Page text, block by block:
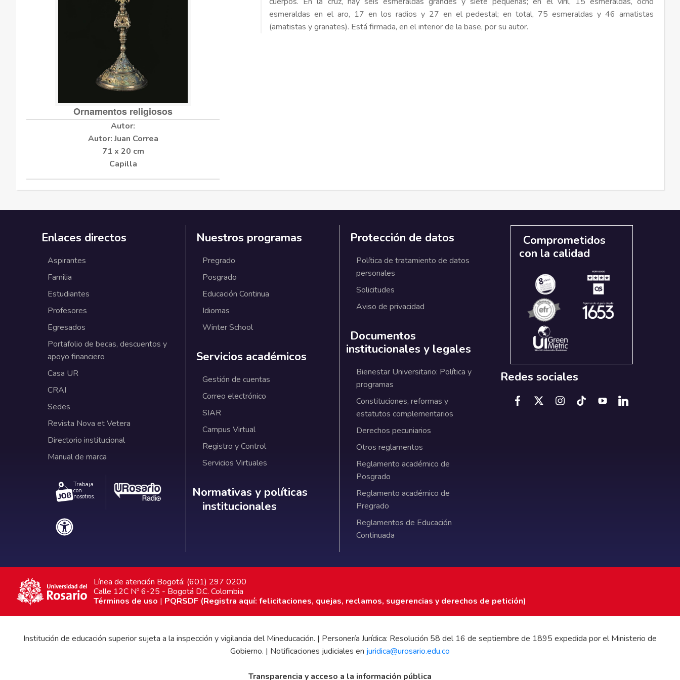
Ornamentos religiosos
Autor: Juan Correa
71 x 20 cm
Capilla
esmeraldas en el aro, 17 en los radios y 27 en el pedestal; en total, 75 esmeraldas y 46 amatistas
(amatistas y granates). Está firmada, en el interior de la base, por su autor.
Enlaces directos
Aspirantes
Familia
Estudiantes
Profesores
Egresados
Portafolio de becas, descuentos y
apoyo financiero
Casa UR
CRAI
Sedes
Revista Nova et Vetera
Directorio institucional
Manual de marca
Trabaja
con
nosotros.
Nuestros programas
Pregrado
Posgrado
Educación Continua
Idiomas
Winter School
Servicios académicos
Gestión de cuentas
Correo electrónico
SIAR
Campus Virtual
Registro y Control
Servicios Virtuales
Normativas y políticas institucionales
Normativas y políticas
institucionales
Protección de datos
Política de tratamiento de datos
personales
Solicitudes
Aviso de privacidad
Documentos
institucionales y legales
Bienestar Universitario: Política y
programas
Constituciones, reformas y
estatutos complementarios
Derechos pecuniarios
Otros reglamentos
Reglamento académico de
Posgrado
Reglamento académico de
Pregrado
Reglamentos de Educación
Continuada
Comprometidos
con la calidad
Redes sociales
Línea de atención Bogotá: (601) 297 0200
Calle 12C Nº 6-25 - Bogotá D.C. Colombia
Términos de uso | PQRSDF (Registra aquí: felicitaciones, quejas, reclamos, sugerencias y derechos de petición)
Institución de educación superior sujeta a la inspección y vigilancia del Mineducación. | Personería Jurídica: Resolución 58 del 16 de septiembre de 1895 expedida por el Ministerio de
Gobierno. | Notificaciones judiciales en juridica@urosario.edu.co
Transparencia y acceso a la información pública